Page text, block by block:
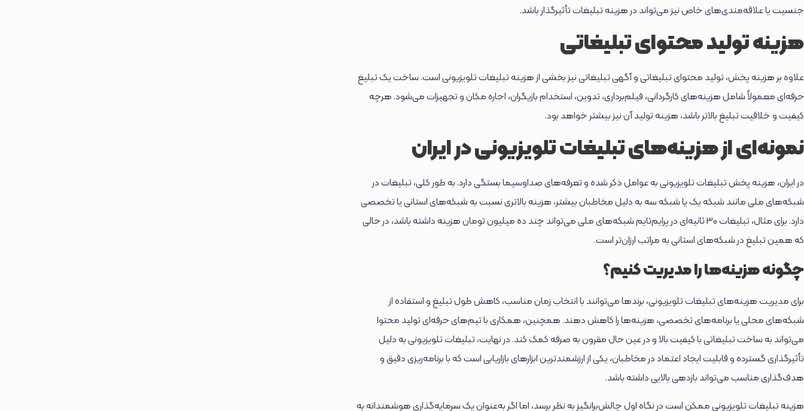
جنسیت یا علاقه‌مندی‌های خاص نیز می‌تواند در هزینه تبلیغات تأثیرگذار باشد.
هزینه تولید محتوای تبلیغاتی
علاوه بر هزینه پخش، تولید محتوای تبلیغاتی و آگهی تبلیغاتی نیز بخشی از هزینه تبلیغات تلویزیونی است. ساخت یک تبلیغ
حرفه‌ای معمولاً شامل هزینه‌های کارگردانی، فیلم‌برداری، تدوین، استخدام بازیگران، اجاره مکان و تجهیزات می‌شود. هرچه
کیفیت و خلاقیت تبلیغ بالاتر باشد، هزینه تولید آن نیز بیشتر خواهد بود.
نمونه‌ای از هزینه‌های تبلیغات تلویزیونی در ایران
در ایران، هزینه پخش تبلیغات تلویزیونی به عوامل ذکر شده و تعرفه‌های صداوسیما بستگی دارد. به طور کلی، تبلیغات در
شبکه‌های ملی مانند شبکه یک یا شبکه سه به دلیل مخاطبان بیشتر، هزینه بالاتری نسبت به شبکه‌های استانی یا تخصصی
دارد. برای مثال، تبلیغات 30 ثانیه‌ای در پرایم‌تایم شبکه‌های ملی می‌تواند چند ده میلیون تومان هزینه داشته باشد، در حالی
که همین تبلیغ در شبکه‌های استانی به مراتب ارزان‌تر است.
چگونه هزینه‌ها را مدیریت کنیم؟
برای مدیریت هزینه‌های تبلیغات تلویزیونی، برندها می‌توانند با انتخاب زمان مناسب، کاهش طول تبلیغ و استفاده از
شبکه‌های محلی یا برنامه‌های تخصصی، هزینه‌ها را کاهش دهند. همچنین، همکاری با تیم‌های حرفه‌ای تولید محتوا
می‌تواند به ساخت تبلیغاتی با کیفیت بالا و در عین حال مقرون به صرفه کمک کند. در نهایت، تبلیغات تلویزیونی به دلیل
تأثیرگذاری گسترده و قابلیت ایجاد اعتماد در مخاطبان، یکی از ارزشمندترین ابزارهای بازاریابی است که با برنامه‌ریزی دقیق و
هدف‌گذاری مناسب می‌تواند بازدهی بالایی داشته باشد.
هزینه تبلیغات تلویزیونی ممکن است در نگاه اول چالش‌برانگیز به نظر برسد، اما اگر به‌عنوان یک سرمایه‌گذاری هوشمندانه به